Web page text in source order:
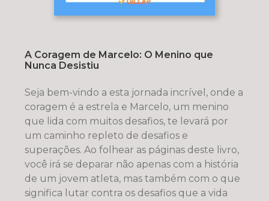
A Coragem de Marcelo: O Menino que
Nunca Desistiu
Seja bem-vindo a esta jornada incrível, onde a
coragem é a estrela e Marcelo, um menino
que lida com muitos desafios, te levará por
um caminho repleto de desafios e
superações. Ao folhear as páginas deste livro,
você irá se deparar não apenas com a história
de um jovem atleta, mas também com o que
significa lutar contra os desafios que a vida